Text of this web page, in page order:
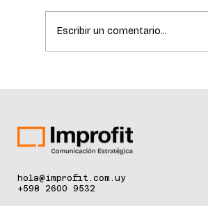
piel
Escribir un comentario...
hola@improfit.com.uy
+598 2600 9532